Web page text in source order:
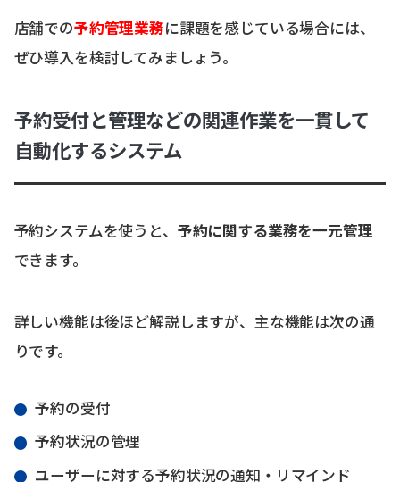
店舗での予約管理業務に課題を感じている場合には、
ぜひ導入を検討してみましょう。
予約受付と管理などの関連作業を一貫して
自動化するシステム
予約システムを使うと、 予約に関する業務を一元管理
できます。
詳しい機能は後ほど解説しますが、主な機能は次の通
りです。
予約の受付
予約状況の管理
ユーザーに対する予約状況の通知・リマインド